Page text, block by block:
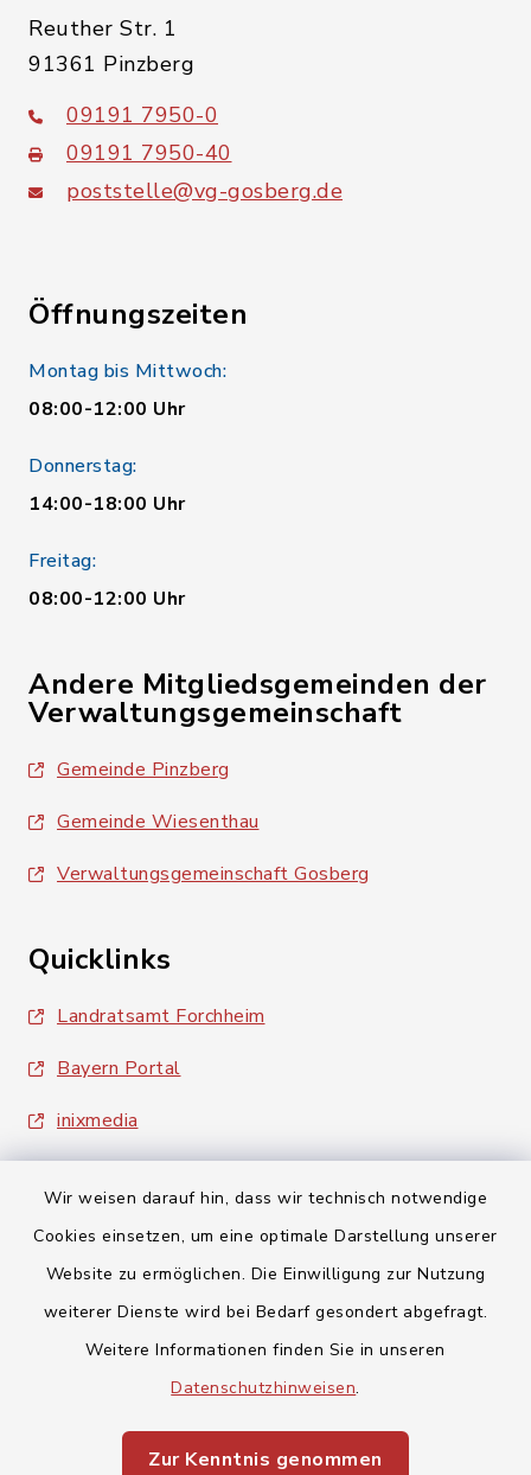
Wir weisen darauf hin, dass wir technisch notwendige
Cookies einsetzen, um eine optimale Darstellung unserer
Website zu ermöglichen. Die Einwilligung zur Nutzung
weiterer Dienste wird bei Bedarf gesondert abgefragt.
Weitere Informationen finden Sie in unseren
Datenschutzhinweisen.
Zur Kenntnis genommen
Reuther Str. 1
91361 Pinzberg
09191 7950-0
09191 7950-40
poststelle@vg-gosberg.de
Öffnungszeiten
Montag bis Mittwoch:
08:00-12:00 Uhr
Donnerstag:
14:00-18:00 Uhr
Freitag:
08:00-12:00 Uhr
Andere Mitgliedsgemeinden der
Verwaltungsgemeinschaft
Gemeinde Pinzberg
Gemeinde Wiesenthau
Verwaltungsgemeinschaft Gosberg
Quicklinks
Landratsamt Forchheim
Bayern Portal
inixmedia
Barrierefreiheit